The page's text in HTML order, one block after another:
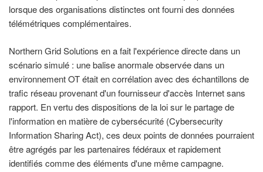
lorsque des organisations distinctes ont fourni des données
télémétriques complémentaires.
Northern Grid Solutions en a fait l'expérience directe dans un
scénario simulé : une balise anormale observée dans un
environnement OT était en corrélation avec des échantillons de
trafic réseau provenant d'un fournisseur d'accès Internet sans
rapport. En vertu des dispositions de la loi sur le partage de
l'information en matière de cybersécurité (Cybersecurity
Information Sharing Act), ces deux points de données pourraient
être agrégés par les partenaires fédéraux et rapidement
identifiés comme des éléments d'une même campagne.